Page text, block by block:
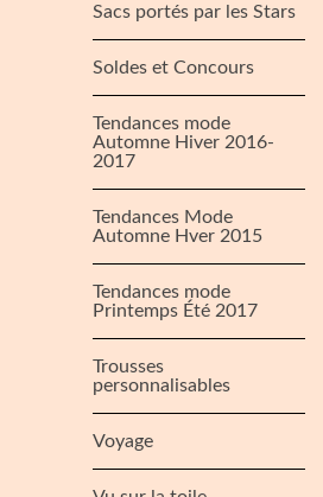
Sacs portés par les Stars
Soldes et Concours
Tendances mode
Automne Hiver 2016-
2017
Tendances Mode
Automne Hver 2015
Tendances mode
Printemps Été 2017
Trousses
personnalisables
Voyage